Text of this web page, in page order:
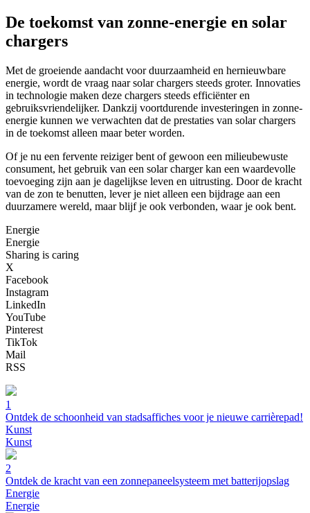
De toekomst van zonne-energie en solar
chargers
Met de groeiende aandacht voor duurzaamheid en hernieuwbare
energie, wordt de vraag naar solar chargers steeds groter. Innovaties
in technologie maken deze chargers steeds efficiënter en
gebruiksvriendelijker. Dankzij voortdurende investeringen in zonne-
energie kunnen we verwachten dat de prestaties van solar chargers
in de toekomst alleen maar beter worden.
Of je nu een fervente reiziger bent of gewoon een milieubewuste
consument, het gebruik van een solar charger kan een waardevolle
toevoeging zijn aan je dagelijkse leven en uitrusting. Door de kracht
van de zon te benutten, lever je niet alleen een bijdrage aan een
duurzamere wereld, maar blijf je ook verbonden, waar je ook bent.
Energie
Energie
Sharing is caring
X
Facebook
Instagram
LinkedIn
YouTube
Pinterest
TikTok
Mail
RSS
1
Ontdek de schoonheid van stadsaffiches voor je nieuwe carrièrepad!
Kunst
Kunst
2
Ontdek de kracht van een zonnepaneelsysteem met batterijopslag
Energie
Energie